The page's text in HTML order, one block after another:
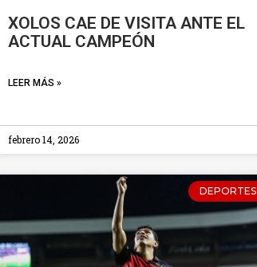
XOLOS CAE DE VISITA ANTE EL
ACTUAL CAMPEÓN
LEER MÁS »
febrero 14, 2026
DEPORTES